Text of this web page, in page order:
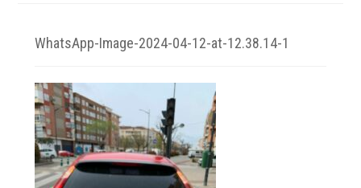
WhatsApp-Image-2024-04-12-at-12.38.14-1